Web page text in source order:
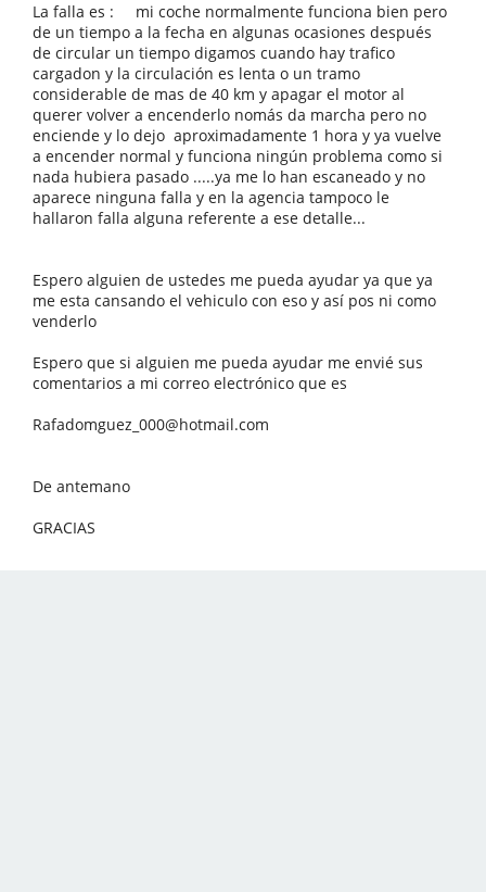
La falla es : mi coche normalmente funciona bien pero
de un tiempo a la fecha en algunas ocasiones después
de circular un tiempo digamos cuando hay trafico
cargadon y la circulación es lenta o un tramo
considerable de mas de 40 km y apagar el motor al
querer volver a encenderlo nomás da marcha pero no
enciende y lo dejo aproximadamente 1 hora y ya vuelve
a encender normal y funciona ningún problema como si
nada hubiera pasado .....ya me lo han escaneado y no
aparece ninguna falla y en la agencia tampoco le
hallaron falla alguna referente a ese detalle...
Espero alguien de ustedes me pueda ayudar ya que ya
me esta cansando el vehiculo con eso y así pos ni como
venderlo
Espero que si alguien me pueda ayudar me envié sus
comentarios a mi correo electrónico que es
Rafadomguez_000@hotmail.com
De antemano
GRACIAS